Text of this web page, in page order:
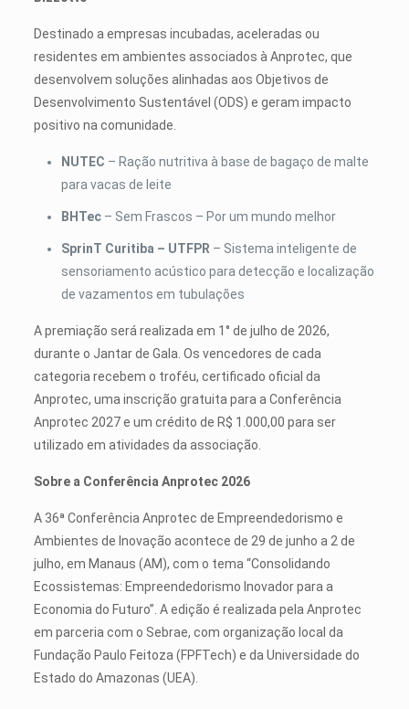
Destinado a empresas incubadas, aceleradas ou
residentes em ambientes associados à Anprotec, que
desenvolvem soluções alinhadas aos Objetivos de
Desenvolvimento Sustentável (ODS) e geram impacto
positivo na comunidade.
NUTEC – Ração nutritiva à base de bagaço de malte
para vacas de leite
BHTec – Sem Frascos – Por um mundo melhor
SprinT Curitiba – UTFPR – Sistema inteligente de
sensoriamento acústico para detecção e localização
de vazamentos em tubulações
A premiação será realizada em 1° de julho de 2026,
durante o Jantar de Gala. Os vencedores de cada
categoria recebem o troféu, certificado oficial da
Anprotec, uma inscrição gratuita para a Conferência
Anprotec 2027 e um crédito de R$ 1.000,00 para ser
utilizado em atividades da associação.
Sobre a Conferência Anprotec 2026
A 36ª Conferência Anprotec de Empreendedorismo e
Ambientes de Inovação acontece de 29 de junho a 2 de
julho, em Manaus (AM), com o tema “Consolidando
Ecossistemas: Empreendedorismo Inovador para a
Economia do Futuro”. A edição é realizada pela Anprotec
em parceria com o Sebrae, com organização local da
Fundação Paulo Feitoza (FPFTech) e da Universidade do
Estado do Amazonas (UEA).